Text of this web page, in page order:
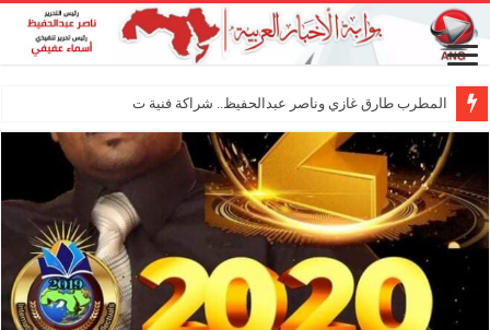
المطرب طارق غازي وناصر عبدالحفيظ.. شراكة فنية ترسم ملامح مستق